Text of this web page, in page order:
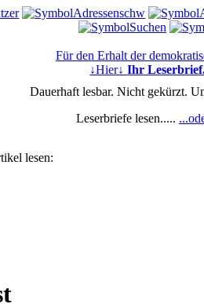
Für den Erhalt der
↓Hier↓Ihr
Dauerhaft lesbar. Nicht gekürzt.
Leserbriefe lesen.....
lesen: